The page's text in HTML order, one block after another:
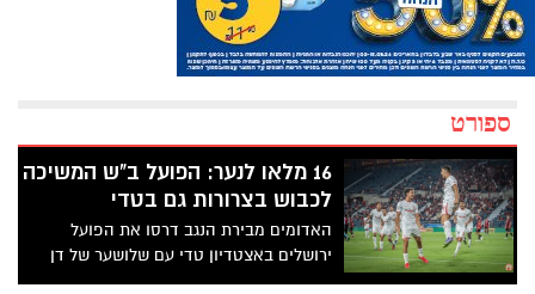
ספורט
16 מלאו לנער: הפועל ב"ש המשיכה
לכבוש בצרורות גם בטדי
האדומים מבירת הנגב דרסו את הפועל
ירושלים באצטדיון טדי עם שלושער של דן
ביטון ושער עצמי אומלל של שוער הירושלמים,